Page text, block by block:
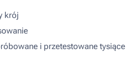
krój
i przetestowane tysiące